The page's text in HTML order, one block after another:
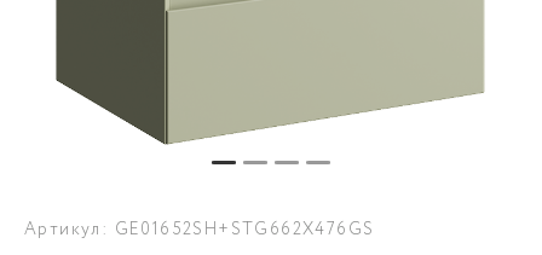
Артикул: GE01652SH+STG662X476GS